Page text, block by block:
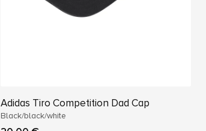
Adidas Tiro Competition Dad Cap
Black/black/white